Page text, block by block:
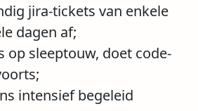
jira-tickets van enkele
dagen af;
op sleeptouw, doet code-
intensief begeleid